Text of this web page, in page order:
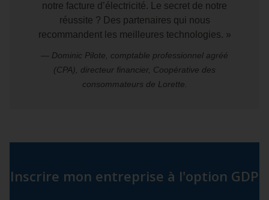
notre facture d’électricité. Le secret de notre
réussite ? Des partenaires qui nous
recommandent les meilleures technologies. »
— Dominic Pilote, comptable professionnel agréé
(CPA), directeur financier, Coopérative des
consommateurs de Lorette.
Inscrire mon entreprise à l'option GDP